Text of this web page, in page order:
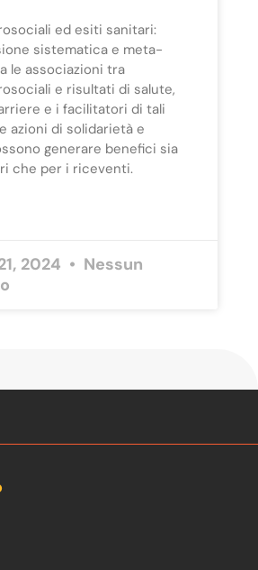
ed esiti sanitari:
sistematica e meta-
le associazioni tra
e risultati di salute,
e i facilitatori di tali
azioni di solidarietà e
generare benefici sia
che per i riceventi.
2024
Nessun